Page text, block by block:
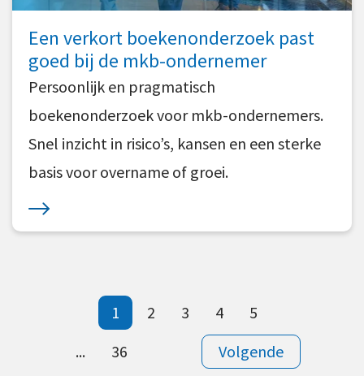
Een verkort boekenonderzoek past
goed bij de mkb-ondernemer
Persoonlijk en pragmatisch
boekenonderzoek voor mkb-ondernemers.
Snel inzicht in risico’s, kansen en een sterke
basis voor overname of groei.
1 2 3 4
5
...
36 Volgende